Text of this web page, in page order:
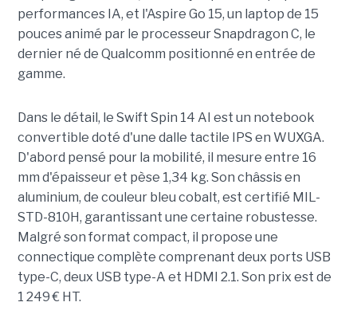
performances IA, et l'Aspire Go 15, un laptop de 15
pouces animé par le processeur Snapdragon C, le
dernier né de Qualcomm positionné en entrée de
gamme.
Dans le détail, le Swift Spin 14 AI est un notebook
convertible doté d'une dalle tactile IPS en WUXGA.
D'abord pensé pour la mobilité, il mesure entre 16
mm d'épaisseur et pèse 1,34 kg. Son châssis en
aluminium, de couleur bleu cobalt, est certifié MIL-
STD-810H, garantissant une certaine robustesse.
Malgré son format compact, il propose une
connectique complète comprenant deux ports USB
type-C, deux USB type-A et HDMI 2.1. Son prix est de
1 249 € HT.